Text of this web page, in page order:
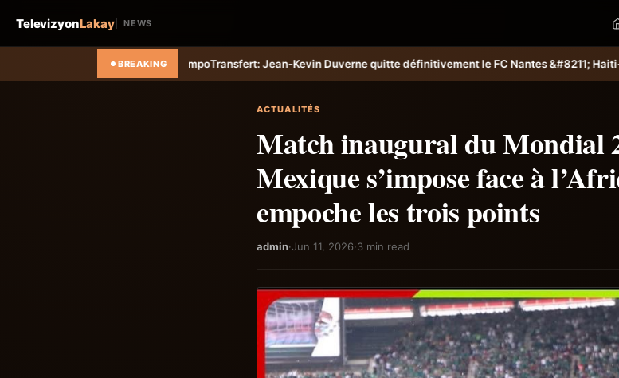
TelevizyonLakay NEWS
BREAKING
Transfert: Jean-Kevin Duverne quitte définitivement le FC Nantes &#8211; Haiti-TempoSélection U20 : Miguel
ACTUALITÉS
Match inaugural du Mondial
Mexique s’impose face à
empoche les trois points
admin·Jun 11, 2026·3 min read